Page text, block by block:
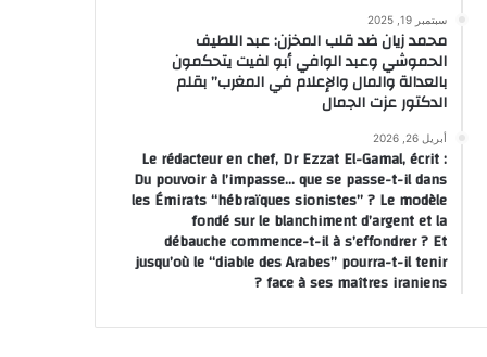
سبتمبر 19, 2025
محمد زيان ضد قلب المخزن: عبد اللطيف
الحموشي وعبد الوافي أبو لفيت يتحكمون
بالعدالة والمال والإعلام في المغرب” بقلم
الدكتور عزت الجمال
أبريل 26, 2026
Le rédacteur en chef, Dr Ezzat El-Gamal, écrit :
Du pouvoir à l’impasse… que se passe-t-il dans
les Émirats “hébraïques sionistes” ? Le modèle
fondé sur le blanchiment d’argent et la
débauche commence-t-il à s’effondrer ? Et
jusqu’où le “diable des Arabes” pourra-t-il tenir
face à ses maîtres iraniens ?